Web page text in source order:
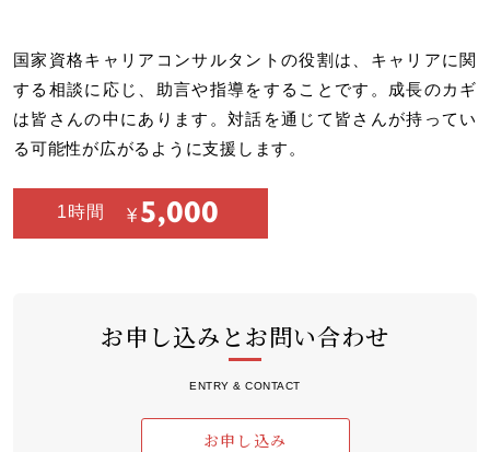
国家資格キャリアコンサルタントの役割は、キャリアに関
する相談に応じ、助言や指導をすることです。成長のカギ
は皆さんの中にあります。対話を通じて皆さんが持ってい
る可能性が広がるように支援します。
1時間 5,000
お申し込みとお問い合わせ
ENTRY & CONTACT
お申し込み